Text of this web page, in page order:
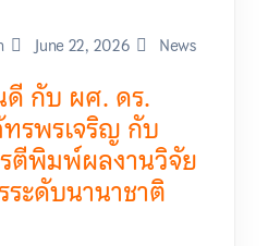
June 22, 2026 News
กับ ผศ. ดร.
รพรเจริญ กับ
ตีพิมพ์ผลงานวิจัย
ระดับนานาชาติ